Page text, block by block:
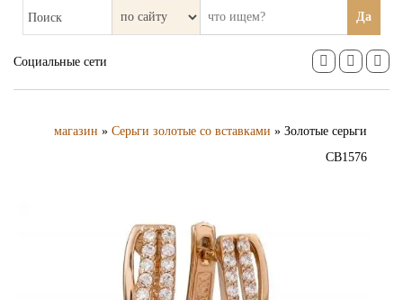
Поиск Да
Социальные сети
магазин » Серьги золотые со вставками » Золотые серьги
СВ1576